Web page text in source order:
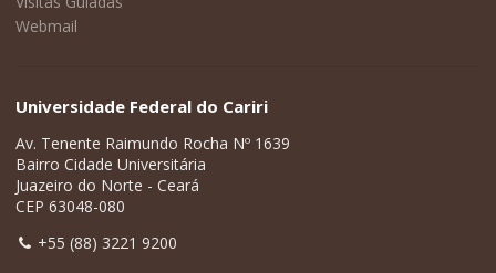
Webmail
Universidade Federal do Cariri
Av. Tenente Raimundo Rocha Nº 1639
Bairro Cidade Universitária
Juazeiro do Norte - Ceará
CEP 63048-080
+55 (88) 3221 9200